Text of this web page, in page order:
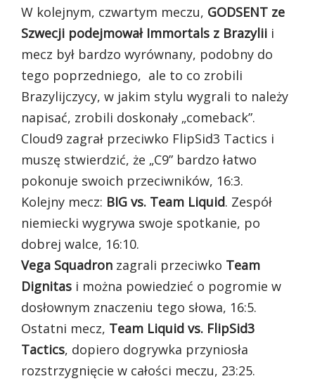
W kolejnym, czwartym meczu, GODSENT ze
Szwecji podejmował Immortals z Brazylii i
mecz był bardzo wyrównany, podobny do
tego poprzedniego, ale to co zrobili
Brazylijczycy, w jakim stylu wygrali to należy
napisać, zrobili doskonały „comeback”.
Cloud9 zagrał przeciwko FlipSid3 Tactics i
muszę stwierdzić, że „C9” bardzo łatwo
pokonuje swoich przeciwników, 16:3.
Kolejny mecz: BIG vs. Team Liquid. Zespół
niemiecki wygrywa swoje spotkanie, po
dobrej walce, 16:10.
Vega Squadron zagrali przeciwko Team
Dignitas i można powiedzieć o pogromie w
dosłownym znaczeniu tego słowa, 16:5.
Ostatni mecz, Team Liquid vs. FlipSid3
Tactics, dopiero dogrywka przyniosła
rozstrzygnięcie w całości meczu, 23:25.